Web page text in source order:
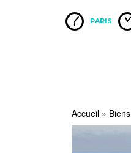
PARIS
Accueil » Biens